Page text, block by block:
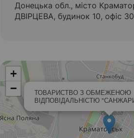
Донецька обл., місто
ДВІРЦЕВА, будинок 10, офіс
ТОВАРИСТВО З ОБМЕЖЕНОЮ
ВІДПОВІДАЛЬНІСТЮ
+
−